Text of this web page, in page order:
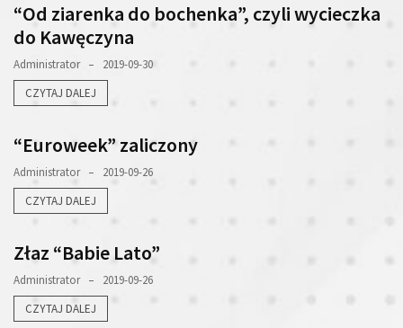
“Od ziarenka do bochenka”, czyli wycieczka
do Kawęczyna
Administrator
2019-09-30
CZYTAJ DALEJ
“Euroweek” zaliczony
Administrator
2019-09-26
CZYTAJ DALEJ
Złaz “Babie Lato”
Administrator
2019-09-26
CZYTAJ DALEJ